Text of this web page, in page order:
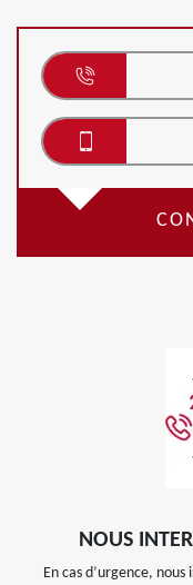
NOUS
En cas d’urgence,